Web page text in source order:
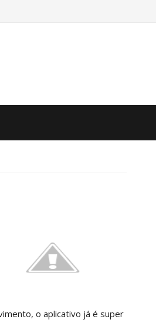
o aplicativo já é super